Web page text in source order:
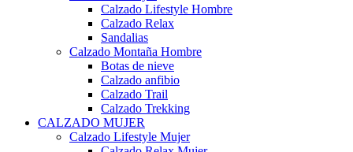
Calzado Lifestyle Hombre
Calzado Relax
Sandalias
Calzado Montaña Hombre
Botas de nieve
Calzado anfibio
Calzado Trail
Calzado Trekking
CALZADO MUJER
Calzado Lifestyle Mujer